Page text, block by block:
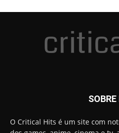
O Critical Hits é um site com